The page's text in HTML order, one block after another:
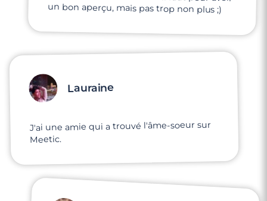
un bon aperçu, mais pas trop non plus ;)
Lauraine
J'ai une amie qui a trouvé l'âme-soeur sur
Meetic.